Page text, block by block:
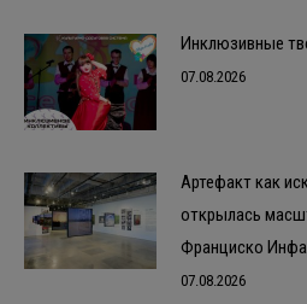
Инклюзивные
07.08.2026
Артефакт как
открылась
Франциско
07.08.2026